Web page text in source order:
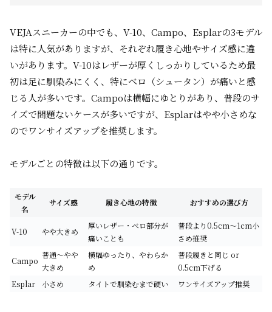
VEJAスニーカーの中でも、V-10、Campo、Esplarの3モデル
は特に人気がありますが、それぞれ履き心地やサイズ感に違
いがあります。V-10はレザーが厚くしっかりしているため最
初は足に馴染みにくく、特にベロ（シュータン）が痛いと感
じる人が多いです。Campoは横幅にゆとりがあり、普段のサ
イズで問題ないケースが多いですが、Esplarはやや小さめな
のでワンサイズアップを推奨します。
モデルごとの特徴は以下の通りです。
モデル
名
サイズ感 履き心地の特徴 おすすめの選び方
V-10 やや大きめ
厚いレザー・ベロ部分が
痛いことも
普段より0.5cm～1cm小
さめ推奨
Campo
普通～やや
大きめ
横幅ゆったり、やわらか
め
普段履きと同じ or
0.5cm下げる
Esplar
小さめ タイトで馴染むまで硬い ワンサイズアップ推奨